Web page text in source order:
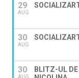
29
AUG
30
AUG
30
AUG
BLITZ-UL